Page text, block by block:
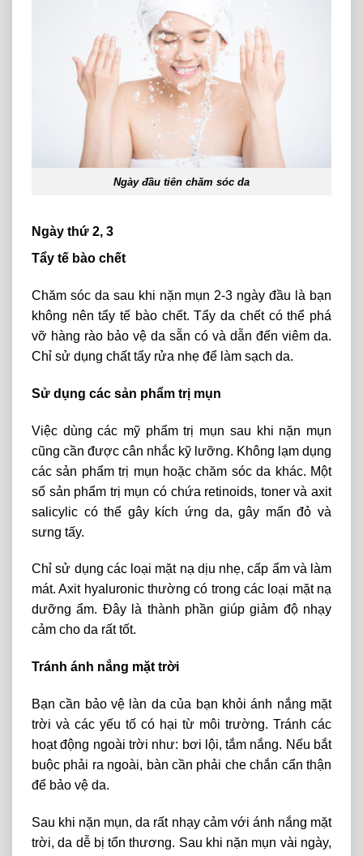
Ngày đầu tiên chăm sóc da
Ngày thứ 2, 3
Tẩy tế bào chết
Chăm sóc da sau khi nặn mụn 2-3 ngày đầu là bạn
không nên tẩy tế bào chết. Tẩy da chết có thể phá
vỡ hàng rào bảo vệ da sẵn có và dẫn đến viêm da.
Chỉ sử dụng chất tẩy rửa nhẹ để làm sạch da.
Sử dụng các sản phẩm trị mụn
Việc dùng các mỹ phẩm trị mụn sau khi nặn mụn
cũng cần được cân nhắc kỹ lưỡng. Không lạm dụng
các sản phẩm trị mụn hoặc chăm sóc da khác. Một
số sản phẩm trị mụn có chứa retinoids, toner và axit
salicylic có thể gây kích ứng da, gây mẩn đỏ và
sưng tấy.
Chỉ sử dụng các loại mặt nạ dịu nhẹ, cấp ẩm và làm
mát. Axit hyaluronic thường có trong các loại mặt nạ
dưỡng ẩm. Đây là thành phần giúp giảm độ nhạy
cảm cho da rất tốt.
Tránh ánh nắng mặt trời
Bạn cần bảo vệ làn da của bạn khỏi ánh nắng mặt
trời và các yếu tố có hại từ môi trường. Tránh các
hoạt động ngoài trời như: bơi lội, tắm nắng. Nếu bắt
buộc phải ra ngoài, bàn cần phải che chắn cẩn thận
để bảo vệ da.
Sau khi nặn mụn, da rất nhạy cảm với ánh nắng mặt
trời, da dễ bị tổn thương. Sau khi nặn mụn vài ngày,